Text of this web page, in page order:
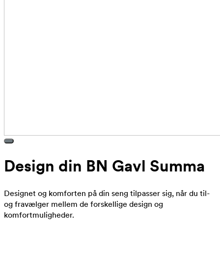
Design din BN Gavl Summa
Designet og komforten på din seng tilpasser sig, når du til-
og fravælger mellem de forskellige design og
komfortmuligheder.